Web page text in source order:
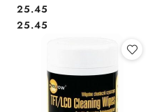
Cena:
25.45
Cena:
25.45